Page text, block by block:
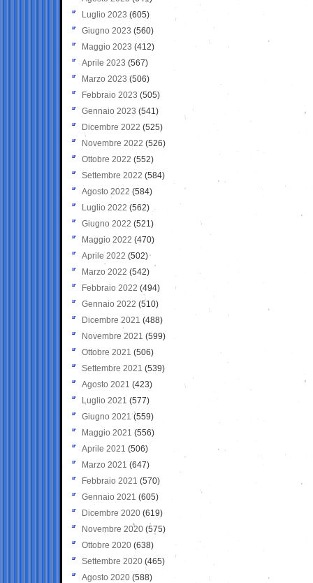
Luglio 2023 (605)
Giugno 2023 (560)
Maggio 2023 (412)
Aprile 2023 (567)
Marzo 2023 (506)
Febbraio 2023 (505)
Gennaio 2023 (541)
Dicembre 2022 (525)
Novembre 2022 (526)
Ottobre 2022 (552)
Settembre 2022 (584)
Agosto 2022 (584)
Luglio 2022 (562)
Giugno 2022 (521)
Maggio 2022 (470)
Aprile 2022 (502)
Marzo 2022 (542)
Febbraio 2022 (494)
Gennaio 2022 (510)
Dicembre 2021 (488)
Novembre 2021 (599)
Ottobre 2021 (506)
Settembre 2021 (539)
Agosto 2021 (423)
Luglio 2021 (577)
Giugno 2021(559)
Maggio 2021 (556)
Aprile 2021 (506)
Marzo 2021 (647)
Febbraio 2021 (570)
Gennaio 2021 (605)
Dicembre 2020 (619)
Novembre 2020 (575)
Ottobre 2020 (638)
Settembre 2020(465)
Agosto 2020 (588)